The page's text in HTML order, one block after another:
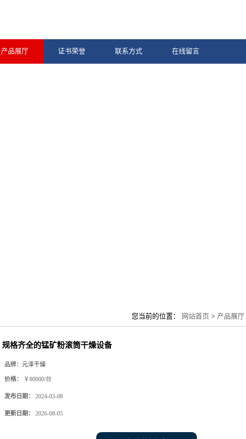
产品展厅 证书荣誉 联系方式 在线留言
您当前的位置： 网站首页 > 产品展厅
规格齐全的锰矿粉滚筒干燥设备
品牌： 元泽干燥
价格： ￥80000/台
发布日期： 2024-03-08
更新日期： 2026-08-05